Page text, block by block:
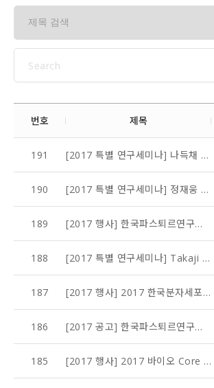
번호 제목
191 [2017 특별 연구세미나] 나득채 교수 (이화여대 목동병원)
190 [2017 특별 연구세미나] 정재웅 교수 (서던캘리포니아대학교, 미국)
189 [2017 행사] 한국파스퇴르연구소 2017 오픈하우스 개최
188 [2017 특별 연구세미나] Takaji Wakita 박사 (National Institute of Infectious Diseases, Japan)
187 [2017 행사] 2017 한국분자세포생물학회 국제 컨퍼런스 - 한국파스퇴르연구소 심포지엄 개최 (9/12)
186 [2017 공고] 한국파스퇴르연구소 바이오 스타트업 입주기업 모집공고
185 [2017 행사] 2017 바이오 Core Facility 입주기업 모집 설명회